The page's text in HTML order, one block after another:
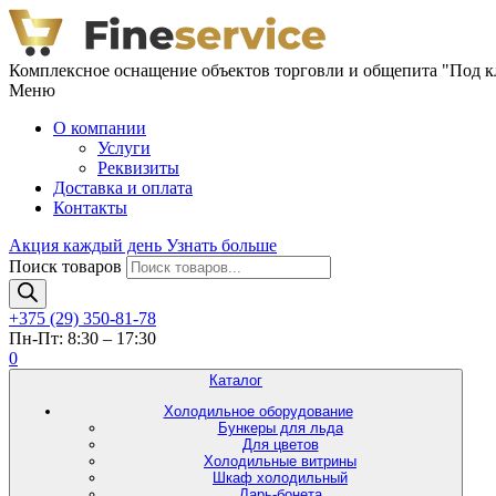
Комплексное оснащение объектов торговли и общепита "Под
Меню
О компании
Услуги
Реквизиты
Доставка и оплата
Контакты
Акция каждый день Узнать больше
Поиск товаров
+375 (29) 350-81-78
Пн-Пт: 8:30 – 17:30
0
Каталог
Холодильное оборудование
Бункеры для льда
Для цветов
Холодильные витрины
Шкаф холодильный